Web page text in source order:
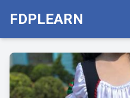
FDPLEARN